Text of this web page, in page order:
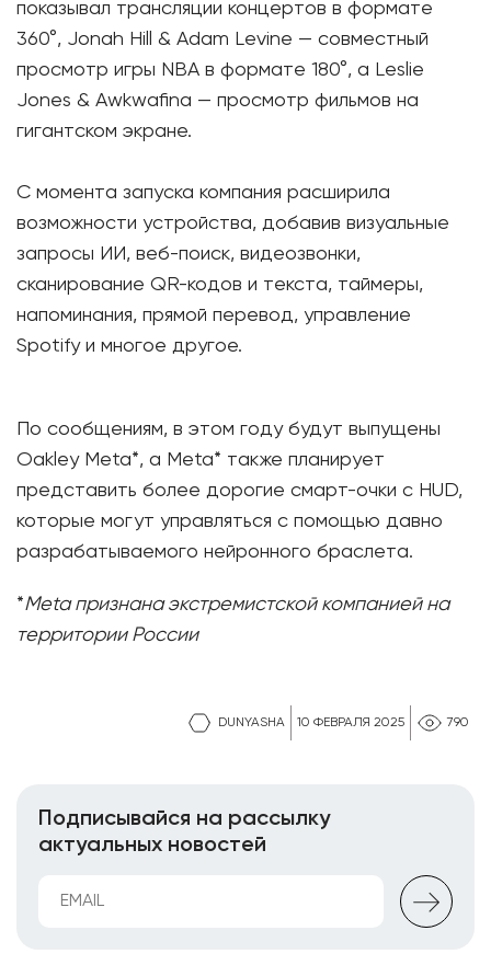
DUNYASHA 10 ФЕВРАЛЯ 2025 790
показывал трансляции концертов в формате
360°, Jonah Hill & Adam Levine — совместный
просмотр игры NBA в формате 180°, а Leslie
Jones & Awkwafina — просмотр фильмов на
гигантском экране.
С момента запуска компания расширила
возможности устройства, добавив визуальные
запросы ИИ, веб-поиск, видеозвонки,
сканирование QR-кодов и текста, таймеры,
напоминания, прямой перевод, управление
Spotify и многое другое.
По сообщениям, в этом году будут выпущены
Oakley Meta*, а Meta* также планирует
представить более дорогие смарт-очки с HUD,
которые могут управляться с помощью давно
разрабатываемого нейронного браслета.
*Meta признана экстремистской компанией на
территории России
Подписывайся на рассылку
актуальных новостей